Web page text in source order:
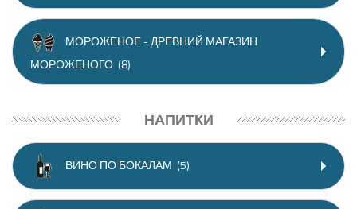
МОРОЖЕНОЕ - ДРЕВНИЙ МАГАЗИН
МОРОЖЕНОГО (8)
НАПИТКИ
ВИНО ПО БОКАЛАМ (5)